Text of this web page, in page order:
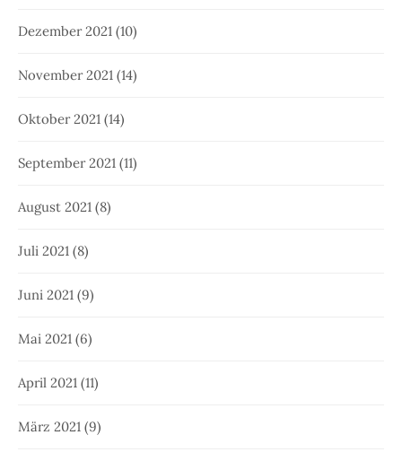
Dezember 2021 (10)
November 2021 (14)
Oktober 2021 (14)
September 2021 (11)
August 2021 (8)
Juli 2021 (8)
Juni 2021 (9)
Mai 2021 (6)
April 2021 (11)
März 2021 (9)